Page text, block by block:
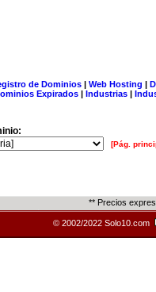
de Dominios| Web Hosting |
Expirados | Industrias |
[Pág.
** Precios
© 2002/2022 Solo10.com